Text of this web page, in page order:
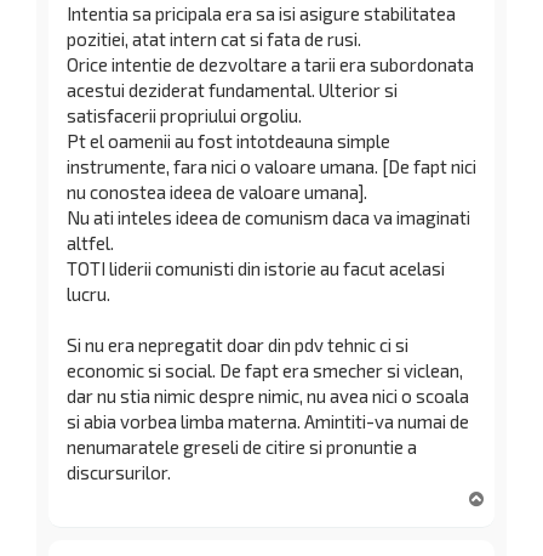
Intentia sa pricipala era sa isi asigure stabilitatea
pozitiei, atat intern cat si fata de rusi.
Orice intentie de dezvoltare a tarii era subordonata
acestui deziderat fundamental. Ulterior si
satisfacerii propriului orgoliu.
Pt el oamenii au fost intotdeauna simple
instrumente, fara nici o valoare umana. [De fapt nici
nu conostea ideea de valoare umana].
Nu ati inteles ideea de comunism daca va imaginati
altfel.
TOTI liderii comunisti din istorie au facut acelasi
lucru.
Si nu era nepregatit doar din pdv tehnic ci si
economic si social. De fapt era smecher si viclean,
dar nu stia nimic despre nimic, nu avea nici o scoala
si abia vorbea limba materna. Amintiti-va numai de
nenumaratele greseli de citire si pronuntie a
discursurilor.